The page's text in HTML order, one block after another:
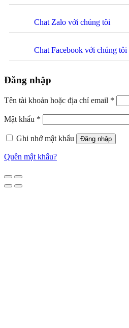
Chat Zalo với chúng tôi
Chat Facebook với chúng tôi
Đăng nhập
Tên tài khoản hoặc địa chỉ email *
Mật khẩu *
Ghi nhớ mật khẩu Đăng nhập
Quên mật khẩu?